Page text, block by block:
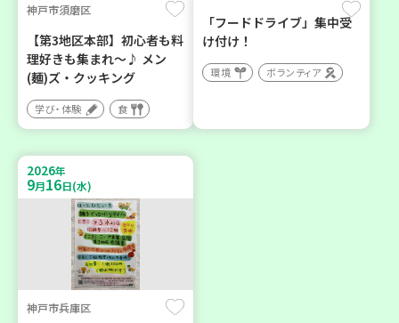
神戸市須磨区
【第3地区本部】初心者も料
理好きも集まれ～♪ メン
(麺)ズ・クッキング
学び・体験 食
「フードドライブ」集中受
け付け！
環境 ボランティア
2026年
9月16日(水)
神戸市兵庫区